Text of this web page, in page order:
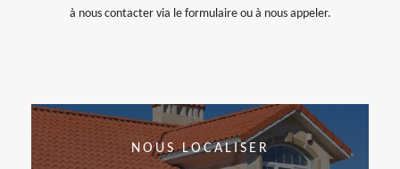
à nous contacter via le formulaire ou à nous appeler.
NOUS LOCALISER